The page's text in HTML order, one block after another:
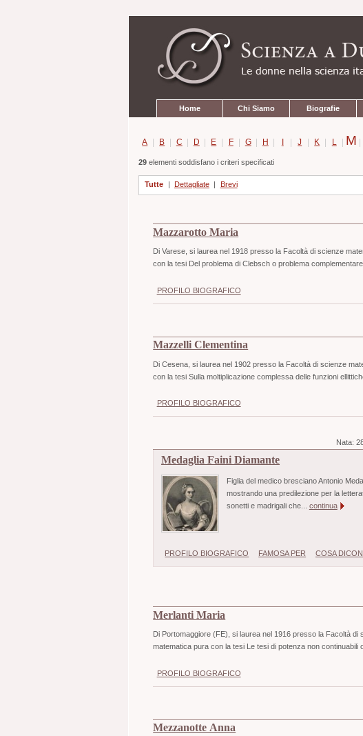
contenuti.
navigazione
Home Chi Siamo Biografie
A | B | C | D | E | F | G | H | I | J | K | L | M |
29elementi soddisfano i criteri specificati
Tutte Dettagliate Brevi
Mazzarotto Maria
Di Varese, si laurea nel 1918 presso la Facoltà di scienze
con la tesi Del problema di Clebsch o problema
PROFILO BIOGRAFICO
Mazzelli Clementina
Di Cesena, si laurea nel 1902 presso la Facoltà di scienze
con la tesi Sulla moltiplicazione complessa delle funzioni
PROFILO BIOGRAFICO
Nata:
Medaglia Faini Diamante
Figlia del medico bresciano Antonio
mostrando una predilezione per la
sonetti e madrigali che... continua
PROFILO BIOGRAFICO FAMOSA PER COSA
Merlanti Maria
Di Portomaggiore (FE), si laurea nel 1916 presso la Facoltà di
matematica pura con la tesi Le tesi di potenza non
PROFILO BIOGRAFICO
Mezzanotte Anna